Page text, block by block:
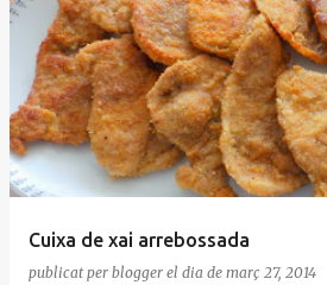
Cuixa de xai arrebossada
publicat per blogger el dia de març 27, 2014